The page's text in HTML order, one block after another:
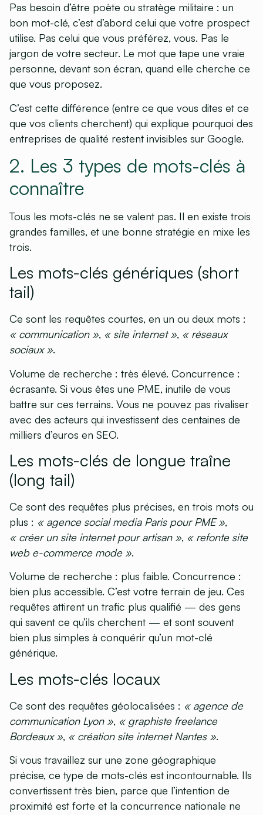
Pas besoin d’être poète ou stratège militaire : un
bon mot-clé, c’est d’abord celui que votre prospect
utilise. Pas celui que vous préférez, vous. Pas le
jargon de votre secteur. Le mot que tape une vraie
personne, devant son écran, quand elle cherche ce
que vous proposez.
C’est cette différence (entre ce que vous dites et ce
que vos clients cherchent) qui explique pourquoi des
entreprises de qualité restent invisibles sur Google.
2. Les 3 types de mots-clés à
connaître
Tous les mots-clés ne se valent pas. Il en existe trois
grandes familles, et une bonne stratégie en mixe les
trois.
Les mots-clés génériques (short
tail)
Ce sont les requêtes courtes, en un ou deux mots :
« communication », « site internet », « réseaux
sociaux ».
Volume de recherche : très élevé. Concurrence :
écrasante. Si vous êtes une PME, inutile de vous
battre sur ces terrains. Vous ne pouvez pas rivaliser
avec des acteurs qui investissent des centaines de
milliers d’euros en SEO.
Les mots-clés de longue traîne
(long tail)
Ce sont des requêtes plus précises, en trois mots ou
plus : « agence social media Paris pour PME »,
« créer un site internet pour artisan », « refonte site
web e-commerce mode ».
Volume de recherche : plus faible. Concurrence :
bien plus accessible. C’est votre terrain de jeu. Ces
requêtes attirent un trafic plus qualifié — des gens
qui savent ce qu’ils cherchent — et sont souvent
bien plus simples à conquérir qu’un mot-clé
générique.
Les mots-clés locaux
Ce sont des requêtes géolocalisées : « agence de
communication Lyon », « graphiste freelance
Bordeaux », « création site internet Nantes ».
Si vous travaillez sur une zone géographique
précise, ce type de mots-clés est incontournable. Ils
convertissent très bien, parce que l’intention de
proximité est forte et la concurrence nationale ne